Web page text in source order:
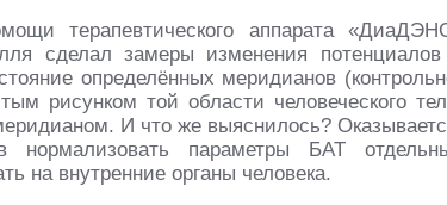
терапевтического аппарата
сделал замеры изменения
определённых меридианов
рисунком той области человеческого
И что же выяснилось?
нормализовать параметры БАТ
на внутренние органы человека.